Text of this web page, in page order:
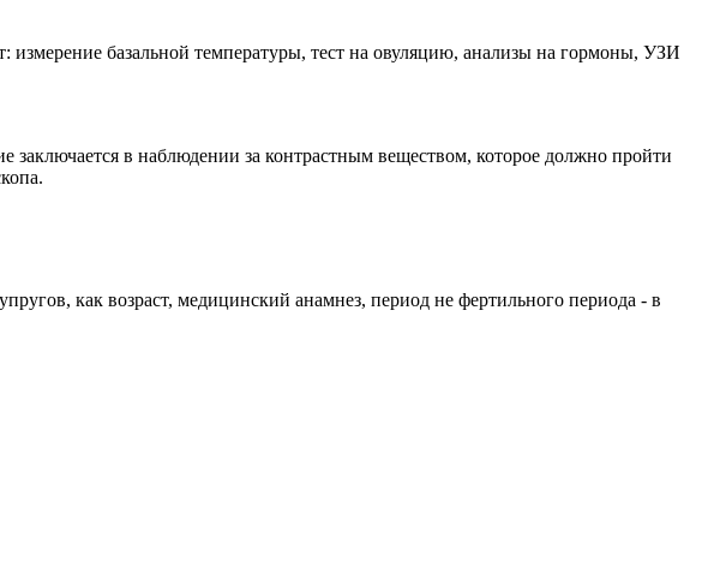
базальной температуры, тест на овуляцию, анализы на гормоны, УЗИ
в наблюдении за контрастным веществом, которое должно пройти
как возраст, медицинский анамнез, период не фертильного периода - в